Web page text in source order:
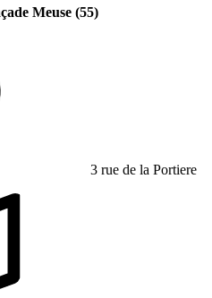
Meuse (55)
3 rue de la Portiere